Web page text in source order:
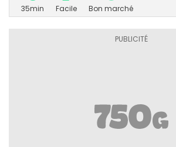
35min Facile Bon marché